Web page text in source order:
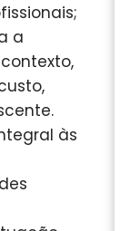
a
às